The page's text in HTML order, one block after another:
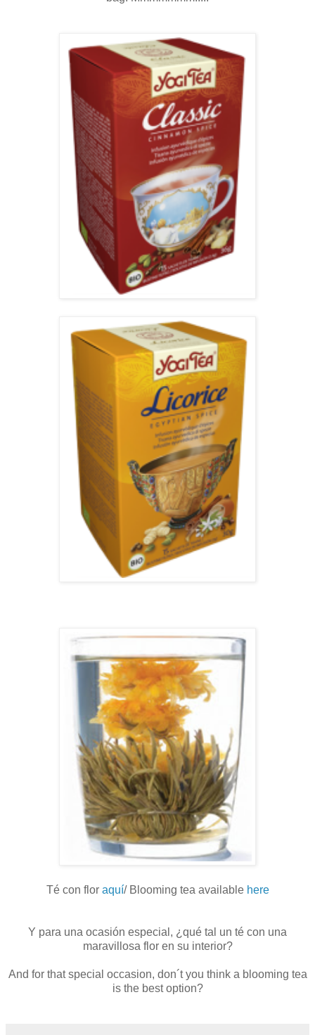
Té con flor aquí/ Blooming tea availablehere
Y para una ocasión especial, ¿qué tal un té con una
maravillosa flor en su interior?
And for that special occasion, don´t you think a blooming tea
is the best option?